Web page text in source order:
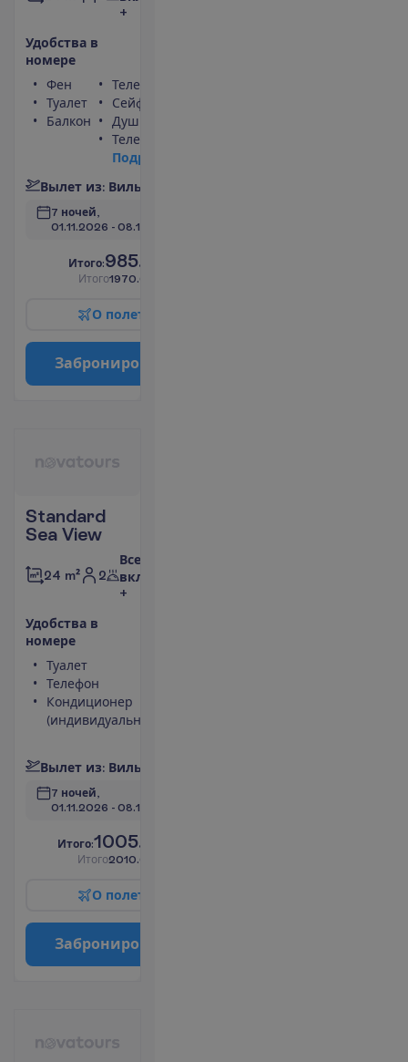
+
Удобства в
номере
Фен
Туалет
Балкон
Телефон
Сейф
Душ
Телевизор
Подр
Вылет из: Виль
7 ночей,
01.11.2026 - 08.11.2026
И того:985.00
Итого1970.00
О полет
Заброниро
Standard
Sea View
24 m² 2
Все
включено
+
Удобства в
номере
Туалет
Телефон
Кондиционер
(индивидуальный)
Вылет из: Виль
7 ночей,
01.11.2026 - 08.11.2026
Итого:1005.00
Итого2010.00
О полет
Заброниро